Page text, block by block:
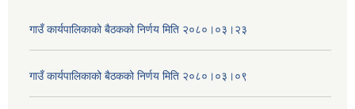
गाउँ कार्यपालिकाको बैठकको निर्णय मिति २०८०।०३।२३
गाउँ कार्यपालिकाको बैठकको निर्णय मिति २०८०।०३।०९